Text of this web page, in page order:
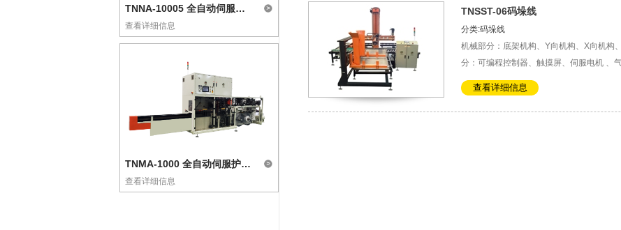
TNNA-10005 全自动伺服经期裤包装机
查看详细信息
TNMA-1000 全自动伺服护理垫/宠物垫理片包装设备
查看详细信息
TNSST-06码垛线
分类:码垛线
机械部分：底架机构、Y向机构、X向机构
分：可编程控制器、触摸屏、伺服电机 、
查看详细信息